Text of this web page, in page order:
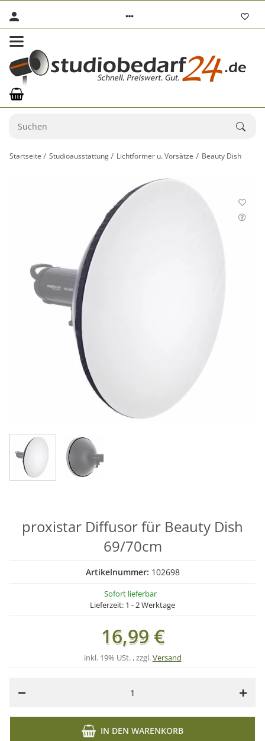
Startseite Studioausstattung Lichtformer u. Vorsätze Beauty Dish
proxistar Diffusor für Beauty Dish
69/70cm
Artikelnummer: 102698
Sofort lieferbar
Lieferzeit: 1 - 2 Werktage
16,99 €
inkl. 19% USt. , zzgl.Versand
IN DEN WARENKORB